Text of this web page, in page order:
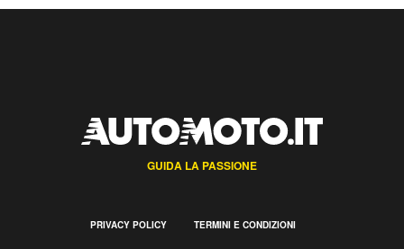
GUIDA LA PASSIONE
PRIVACY POLICY TERMINI E CONDIZIONI